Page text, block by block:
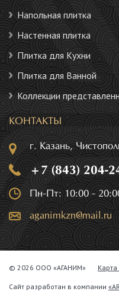
Напольная плитка
Настенная плитка
Плитка для Кухни
Плитка для Ванной
Коллекции
КОНТАКТЫ
г. Казань,
+7 (843) 204-
Пн-Пт: 10:00 -
aganimkzn@mail.ru
© 2026 ООО «АГАНИМ» Карта
Сайт разработан в компании